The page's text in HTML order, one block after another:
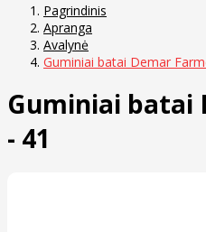
Pagrindinis
Apranga
Avalynė
Guminiai batai Demar
Guminiai batai
- 41